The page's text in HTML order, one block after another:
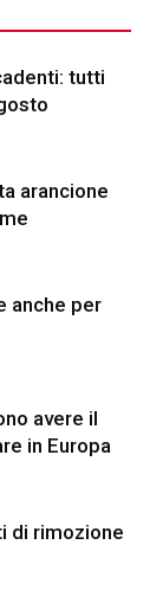
tutti
arancione
anche per
avere il
in Europa
di rimozione